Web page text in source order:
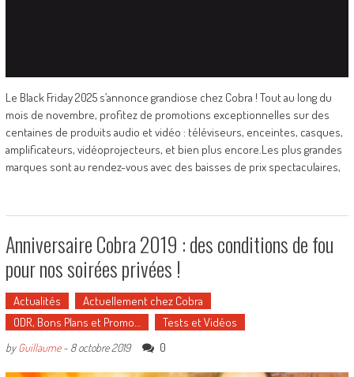
Le Black Friday 2025 s’annonce grandiose chez Cobra ! Tout au long du
mois de novembre, profitez de promotions exceptionnelles sur des
centaines de produits audio et vidéo : téléviseurs, enceintes, casques,
amplificateurs, vidéoprojecteurs, et bien plus encore.Les plus grandes
marques sont au rendez-vous avec des baisses de prix spectaculaires,
Anniversaire Cobra 2019 : des conditions de fou
pour nos soirées privées !
Actualités
Actuellement chez Cobra
ODR, Bons Plans et Promo…
Tests et Vidéos
byGuillaume- 8 octobre 2019 0